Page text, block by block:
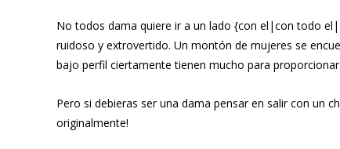
No todos dama quiere ir a un lado {con el|con todo
ruidoso y extrovertido. Un montón de mujeres se
bajo perfil ciertamente tienen mucho para
Pero si debieras ser una dama pensar en salir con un
originalmente!